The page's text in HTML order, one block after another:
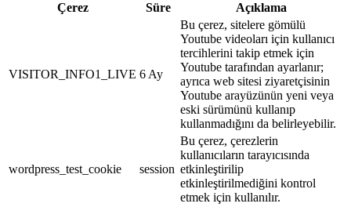
Çerez
Süre Açıklama
VISITOR_INFO1_LIVE 6 Ay
Bu çerez, sitelere gömülü
Youtube videoları için kullanıcı
tercihlerini takip etmek için
Youtube tarafından ayarlanır;
ayrıca web sitesi ziyaretçisinin
Youtube arayüzünün yeni veya
eski sürümünü kullanıp
kullanmadığını da belirleyebilir.
wordpress_test_cookie session
Bu çerez, çerezlerin
kullanıcıların tarayıcısında
etkinleştirilip
etkinleştirilmediğini kontrol
etmek için kullanılır.